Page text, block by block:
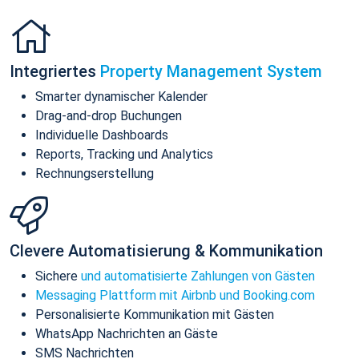
Integriertes Property Management System
Smarter dynamischer Kalender
Drag-and-drop Buchungen
Individuelle Dashboards
Reports, Tracking und Analytics
Rechnungserstellung
Clevere Automatisierung & Kommunikation
Sichere und automatisierte Zahlungen von Gästen
Messaging Plattform mit Airbnb und Booking.com
Personalisierte Kommunikation mit Gästen
WhatsApp Nachrichten an Gäste
SMS Nachrichten